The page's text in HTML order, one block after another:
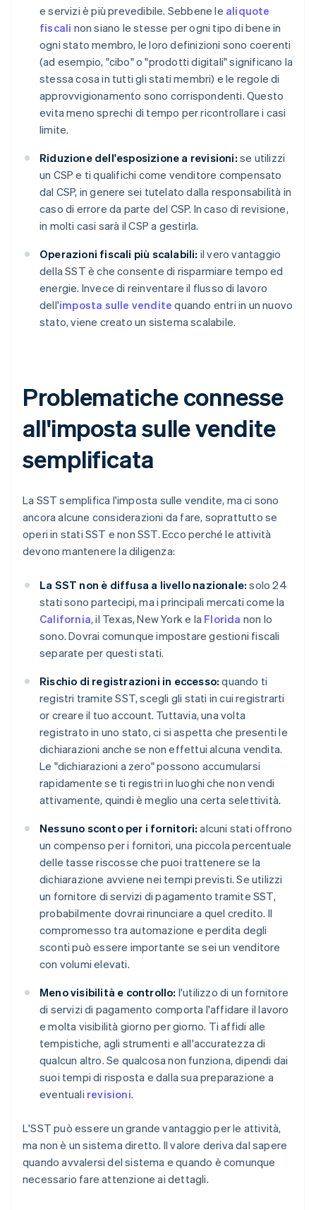
e servizi è più prevedibile. Sebbene le aliquote
fiscali non siano le stesse per ogni tipo di bene in
ogni stato membro, le loro definizioni sono coerenti
(ad esempio, "cibo" o "prodotti digitali" significano la
stessa cosa in tutti gli stati membri) e le regole di
approvvigionamento sono corrispondenti. Questo
evita meno sprechi di tempo per ricontrollare i casi
limite.
Riduzione dell'esposizione a revisioni: se utilizzi
un CSP e ti qualifichi come venditore compensato
dal CSP, in genere sei tutelato dalla responsabilità in
caso di errore da parte del CSP. In caso di revisione,
in molti casi sarà il CSP a gestirla.
Operazioni fiscali più scalabili: il vero vantaggio
della SST è che consente di risparmiare tempo ed
energie. Invece di reinventare il flusso di lavoro
dell'imposta sulle vendite quando entri in un nuovo
stato, viene creato un sistema scalabile.
Problematiche connesse
all'imposta sulle vendite
semplificata
La SST semplifica l'imposta sulle vendite, ma ci sono
ancora alcune considerazioni da fare, soprattutto se
operi in stati SST e non SST. Ecco perché le attività
devono mantenere la diligenza:
La SST non è diffusa a livello nazionale: solo 24
stati sono partecipi, ma i principali mercati come la
California, il Texas, New York e la Florida non lo
sono. Dovrai comunque impostare gestioni fiscali
separate per questi stati.
Rischio di registrazioni in eccesso: quando ti
registri tramite SST, scegli gli stati in cui registrarti
or creare il tuo account. Tuttavia, una volta
registrato in uno stato, ci si aspetta che presenti le
dichiarazioni anche se non effettui alcuna vendita.
Le "dichiarazioni a zero" possono accumularsi
rapidamente se ti registri in luoghi che non vendi
attivamente, quindi è meglio una certa selettività.
Nessuno sconto per i fornitori: alcuni stati offrono
un compenso per i fornitori, una piccola percentuale
delle tasse riscosse che puoi trattenere se la
dichiarazione avviene nei tempi previsti. Se utilizzi
un fornitore di servizi di pagamento tramite SST,
probabilmente dovrai rinunciare a quel credito. Il
compromesso tra automazione e perdita degli
sconti può essere importante se sei un venditore
con volumi elevati.
Meno visibilità e controllo: l'utilizzo di un fornitore
di servizi di pagamento comporta l'affidare il lavoro
e molta visibilità giorno per giorno. Ti affidi alle
tempistiche, agli strumenti e all'accuratezza di
qualcun altro. Se qualcosa non funziona, dipendi dai
suoi tempi di risposta e dalla sua preparazione a
eventuali revisioni.
L'SST può essere un grande vantaggio per le attività,
ma non è un sistema diretto. Il valore deriva dal sapere
quando avvalersi del sistema e quando è comunque
necessario fare attenzione ai dettagli.